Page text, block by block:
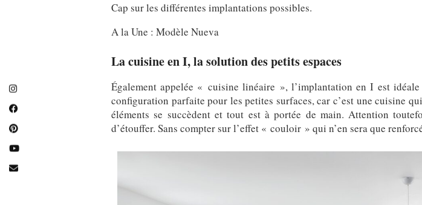
Cap sur les différentes implantations possibles.
A la Une : Modèle Nueva
La cuisine en I, la solution des petits espaces
Également appelée « cuisine linéaire », l’implantation en I est
configuration parfaite pour les petites surfaces, car c’est une cuisine
éléments se succèdent et tout est à portée de main. Attention
d’étouffer. Sans compter sur l’effet « couloir » qui n’en sera que